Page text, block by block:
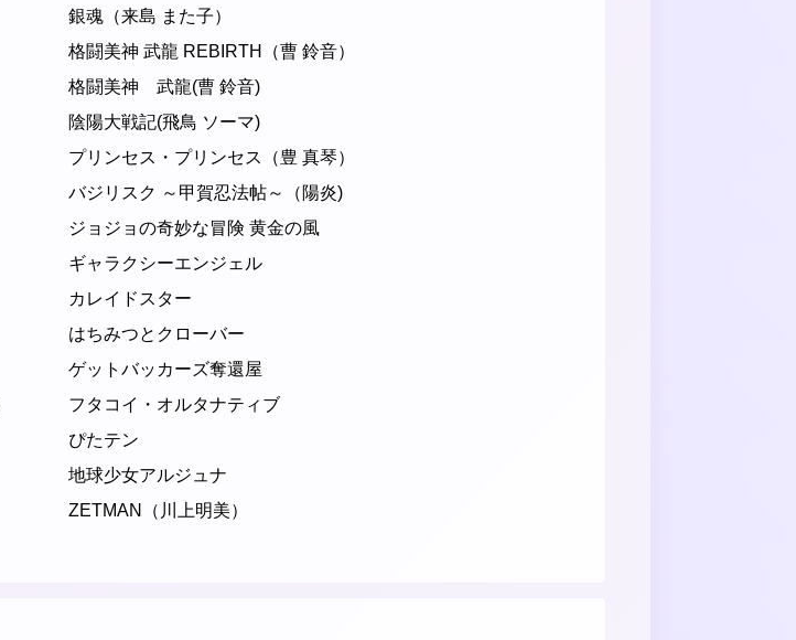
銀魂（来島 また子）
格闘美神 武龍 REBIRTH（曹 鈴音）
格闘美神 武龍(曹 鈴音)
陰陽大戦記(飛鳥 ソーマ)
プリンセス・プリンセス（豊 真琴）
バジリスク ～甲賀忍法帖～（陽炎)
ジョジョの奇妙な冒険 黄金の風
ギャラクシーエンジェル
カレイドスター
はちみつとクローバー
ゲットバッカーズ奪還屋
フタコイ・オルタナティブ
ぴたテン
地球少女アルジュナ
ZETMAN（川上明美）